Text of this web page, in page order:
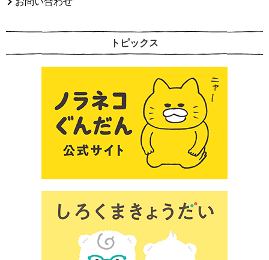
トピックス